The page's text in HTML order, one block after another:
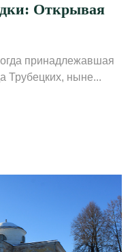
Открывая
принадлежавшая
Трубецких, ныне...